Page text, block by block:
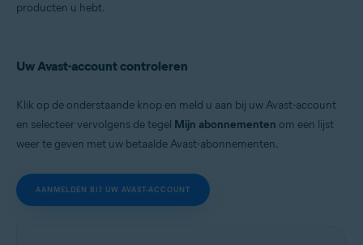
producten u hebt.
Uw Avast-account controleren
Klik op de onderstaande knop en meld u aan bij uw Avast-account
en selecteer vervolgens de tegel Mijn abonnementen om een lijst
weer te geven met uw betaalde Avast-abonnementen.
AANMELDEN BIJ UW AVAST-ACCOUNT